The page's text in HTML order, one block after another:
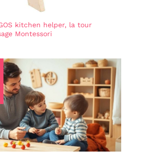
kitchen helper, la tour
Montessori